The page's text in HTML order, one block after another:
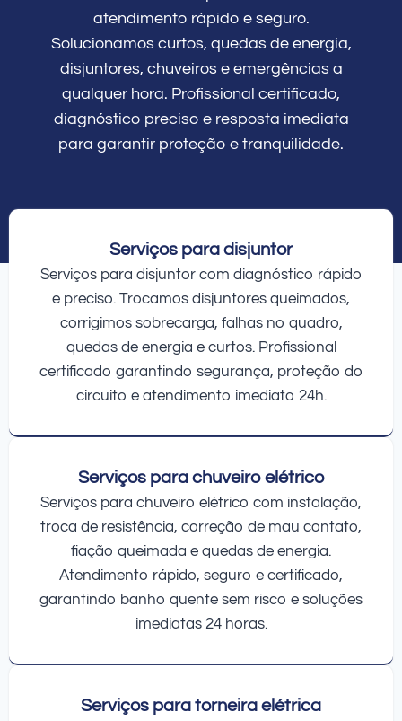
atendimento rápido e seguro.
Solucionamos curtos, quedas de energia,
disjuntores, chuveiros e emergências a
qualquer hora. Profissional certificado,
diagnóstico preciso e resposta imediata
para garantir proteção e tranquilidade.
Serviços para disjuntor
Serviços para disjuntor com diagnóstico rápido
e preciso. Trocamos disjuntores queimados,
corrigimos sobrecarga, falhas no quadro,
quedas de energia e curtos. Profissional
certificado garantindo segurança, proteção do
circuito e atendimento imediato 24h.
Serviços para chuveiro elétrico
Serviços para chuveiro elétrico com instalação,
troca de resistência, correção de mau contato,
fiação queimada e quedas de energia.
Atendimento rápido, seguro e certificado,
garantindo banho quente sem risco e soluções
imediatas 24 horas.
Serviços para torneira elétrica